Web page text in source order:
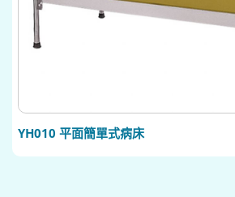
YH010 平面簡單式病床